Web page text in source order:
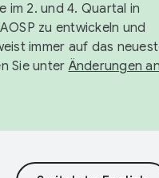
2. und 4. Quartal in
zu entwickeln und
immer auf das
Sie unter Änderungen an